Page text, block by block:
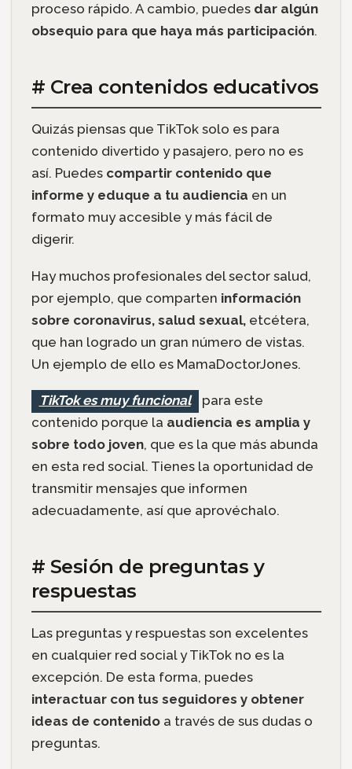
proceso rápido. A cambio, puedes dar algún
obsequio para que haya más participación.
# Crea contenidos educativos
Quizás piensas que TikTok solo es para
contenido divertido y pasajero, pero no es
así. Puedes compartir contenido que
informe y eduque a tu audiencia en un
formato muy accesible y más fácil de
digerir.
Hay muchos profesionales del sector salud,
por ejemplo, que comparten información
sobre coronavirus, salud sexual, etcétera,
que han logrado un gran número de vistas.
Un ejemplo de ello es MamaDoctorJones.
TikTok es muy funcional
para este
contenido porque la audiencia es amplia y
sobre todo joven, que es la que más abunda
en esta red social. Tienes la oportunidad de
transmitir mensajes que informen
adecuadamente, así que aprovéchalo.
# Sesión de preguntas y
respuestas
Las preguntas y respuestas son excelentes
en cualquier red social y TikTok no es la
excepción. De esta forma, puedes
interactuar con tus seguidores y obtener
ideas de contenido a través de sus dudas o
preguntas.